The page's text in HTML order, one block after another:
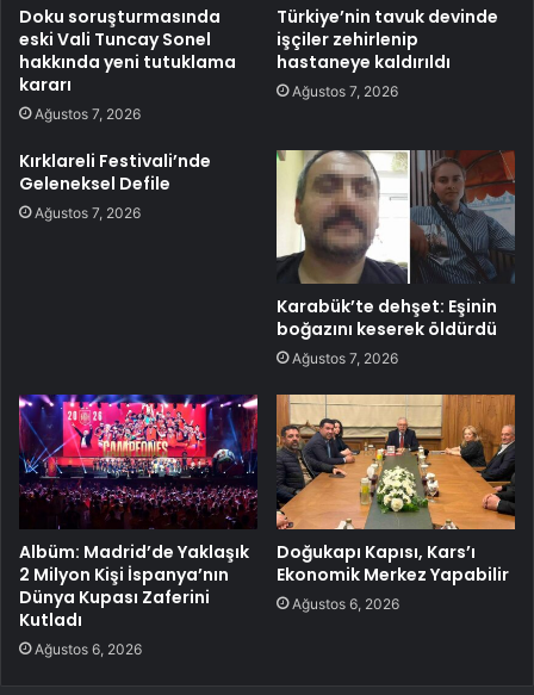
Doku soruşturmasında
eski Vali Tuncay Sonel
hakkında yeni tutuklama
kararı
Ağustos 7, 2026
Türkiye’nin tavuk devinde
işçiler zehirlenip
hastaneye kaldırıldı
Ağustos 7, 2026
Kırklareli Festivali’nde
Geleneksel Defile
Ağustos 7, 2026
Karabük’te dehşet: Eşinin
boğazını keserek öldürdü
Ağustos 7, 2026
Albüm: Madrid’de Yaklaşık
2 Milyon Kişi İspanya’nın
Dünya Kupası Zaferini
Kutladı
Ağustos 6, 2026
Doğukapı Kapısı, Kars’ı
Ekonomik Merkez Yapabilir
Ağustos 6, 2026